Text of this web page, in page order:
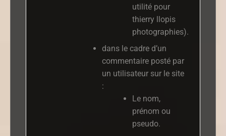
utilité pour
thierry llopis
photographies).
dans le cadre d’un
commentaire posté par
un utilisateur sur le site
:
Le nom,
prénom ou
pseudo.